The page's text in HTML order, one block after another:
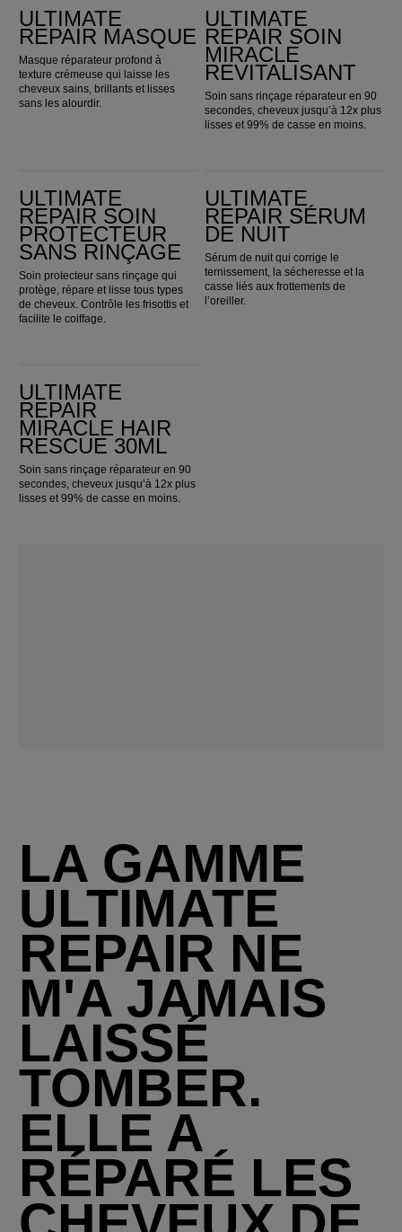
ULTIMATE
REPAIR MASQUE
Masque réparateur profond à
texture crémeuse qui laisse les
cheveux sains, brillants et lisses
sans les alourdir.
ULTIMATE
REPAIR SOIN
MIRACLE
REVITALISANT
Soin sans rinçage réparateur en 90
secondes, cheveux jusqu’à 12x plus
lisses et 99% de casse en moins.
ULTIMATE
REPAIR SOIN
PROTECTEUR
SANS RINÇAGE
Soin protecteur sans rinçage qui
protège, répare et lisse tous types
de cheveux. Contrôle les frisottis et
facilite le coiffage.
ULTIMATE
REPAIR SÉRUM
DE NUIT
Sérum de nuit qui corrige le
ternissement, la sécheresse et la
casse liés aux frottements de
l’oreiller.
ULTIMATE
REPAIR
MIRACLE HAIR
RESCUE 30ML
Soin sans rinçage réparateur en 90
secondes, cheveux jusqu’à 12x plus
lisses et 99% de casse en moins.
LA GAMME
ULTIMATE
REPAIR NE
M'A JAMAIS
LAISSÉ
TOMBER.
ELLE A
RÉPARÉ LES